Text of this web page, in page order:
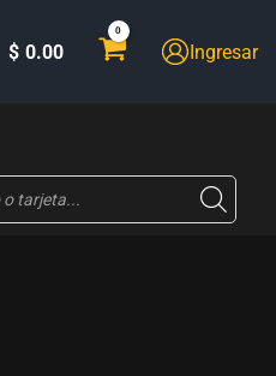
$ 0.00 Ingresar